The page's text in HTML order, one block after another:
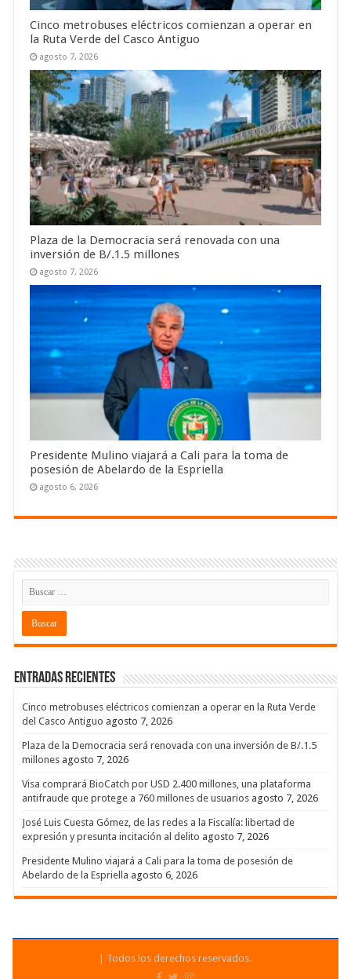
Cinco metrobuses eléctricos comienzan a operar en
la Ruta Verde del Casco Antiguo
agosto 7, 2026
Plaza de la Democracia será renovada con una
inversión de B/.1.5 millones
agosto 7, 2026
Presidente Mulino viajará a Cali para la toma de
posesión de Abelardo de la Espriella
agosto 6, 2026
Entradas recientes
Cinco metrobuses eléctricos comienzan a operar en la Ruta Verde
del Casco Antiguo agosto 7, 2026
Plaza de la Democracia será renovada con una inversión de B/.1.5
millones agosto 7, 2026
Visa comprará BioCatch por USD 2.400 millones, una plataforma
antifraude que protege a 760 millones de usuarios agosto 7, 2026
José Luis Cuesta Gómez, de las redes a la Fiscalía: libertad de
expresión y presunta incitación al delito agosto 7, 2026
Presidente Mulino viajará a Cali para la toma de posesión de
Abelardo de la Espriella agosto 6, 2026
| Todos los derechos reservados.